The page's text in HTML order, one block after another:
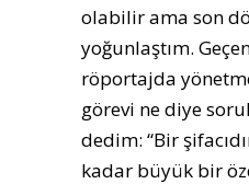
olabilir ama son
yoğunlaştım.
röportajda
görevi ne diye
dedim: “Bir
kadar büyük bir